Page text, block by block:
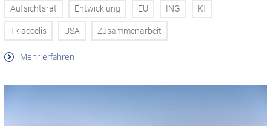
Aufsichtsrat Entwicklung EU ING KI
Tk accelis USA Zusammenarbeit
Mehr erfahren